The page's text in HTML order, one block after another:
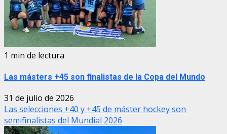
1 min de lectura
Las másters +45 son finalistas de la Copa del Mundo
31 de julio de 2026
Las selecciones +40 y +45 de máster hockey son
semifinalistas del Mundial 2026